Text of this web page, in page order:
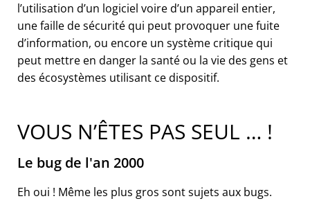
l’utilisation d’un logiciel voire d’un appareil entier,
une faille de sécurité qui peut provoquer une fuite
d’information, ou encore un système critique qui
peut mettre en danger la santé ou la vie des gens et
des écosystèmes utilisant ce dispositif.
VOUS N’ÊTES PAS SEUL … !
Le bug de l'an 2000
Eh oui ! Même les plus gros sont sujets aux bugs.